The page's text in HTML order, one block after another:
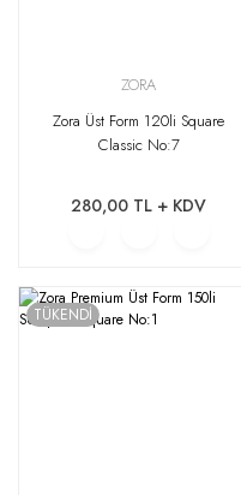
ZORA
Zora Üst Form 120li Square
Classic No:7
280,00 TL + KDV
TÜKENDİ